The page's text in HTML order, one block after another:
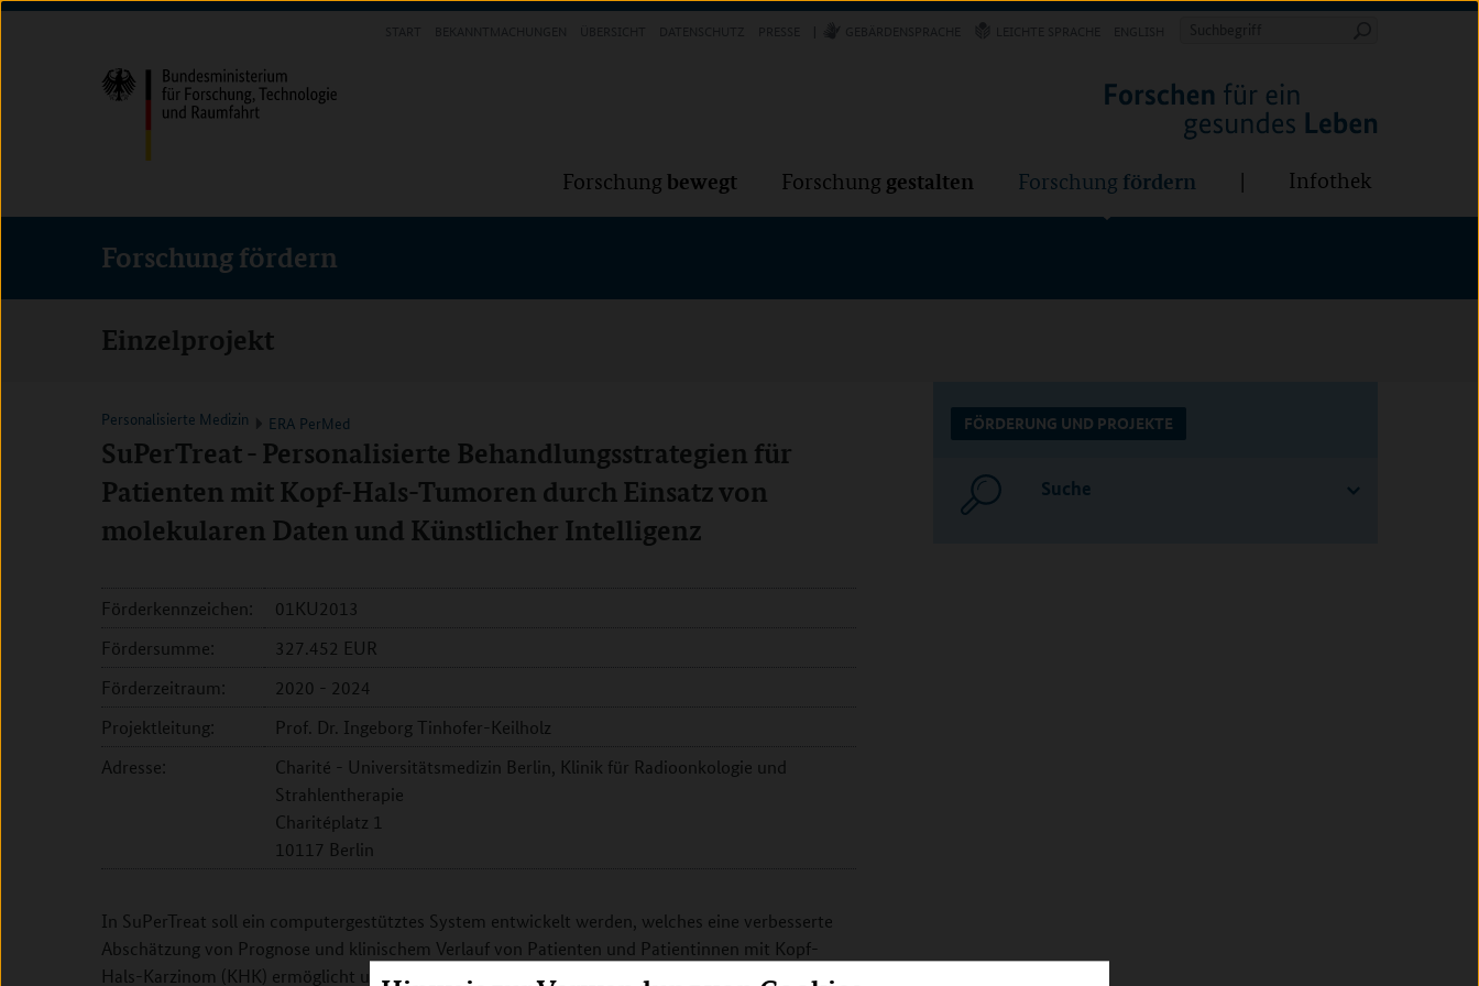
Direkt
(Eingabetaste)
Direkt
(Eingabetaste)
Direkt
(Eingabetaste)
Suchbegriff
Forschung bewegt Forschung gestalten Forschung fördern Infothek
Forschung fördern
Einzelprojekt
Personalisierte Medizin ERA PerMed
SuPerTreat - Personalisierte Behandlungsstrategien für
Patienten mit Kopf-Hals-Tumoren durch Einsatz von
molekularen Daten und Künstlicher Intelligenz
Förderkennzeichen:
01KU2013
Fördersumme:
327.452 EUR
Förderzeitraum:
2020 - 2024
Projektleitung:
Prof. Dr. Ingeborg Tinhofer-Keilholz
Adresse:
Charité - Universitätsmedizin Berlin, Klinik für Radioonkologie und
Strahlentherapie
Charitéplatz 1
10117 Berlin
In SuPerTreat soll ein computergestütztes System entwickelt werden, welches eine verbesserte
Abschätzung von Prognose und klinischem Verlauf von Patienten und Patientinnen mit Kopf-
Hals-Karzinom (KHK) ermöglicht und die Wahl der besten Therapie für individuelle Patienten und
FÖRDERUNG UND PROJEKTE
Suche
Forschung Forschung Forschung fördern Infothek